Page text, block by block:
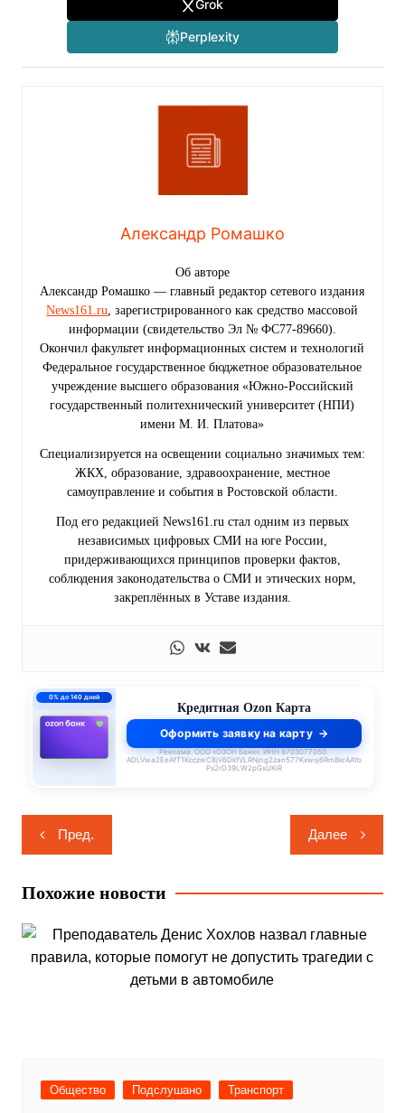
Grok
Perplexity
Александр Ромашко
Об авторе
Александр Ромашко — главный редактор сетевого издания
News161.ru , зарегистрированного как средство массовой
информации (свидетельство Эл № ФС77-89660).
Окончил факультет информационных систем и технологий
Федеральное государственное бюджетное образовательное
учреждение высшего образования «Южно-Российский
государственный политехнический университет (НПИ)
имени М. И. Платова»
Специализируется на освещении социально значимых тем:
ЖКХ, образование, здравоохранение, местное
самоуправление и события в Ростовской области.
Под его редакцией News161.ru стал одним из первых
независимых цифровых СМИ на юге России,
придерживающихся принципов проверки фактов,
соблюдения законодательства о СМИ и этических норм,
закреплённых в Уставе издания.
0% до 140 дней
Кредитная Ozon Карта
Оформить заявку на карту
Реклама. ООО «ОЗОН Банк». ИНН 9703077050.
ADLVwa2EeAfT1KcczwC8jV6DkfVLRNjng2zan577Kxwsj6Rm8krAAYo
Px2rD39LW2pGxUKiR
Навигация
по
записям
Пред. Далее
Похожие новости
Общество Подслушано Транспорт